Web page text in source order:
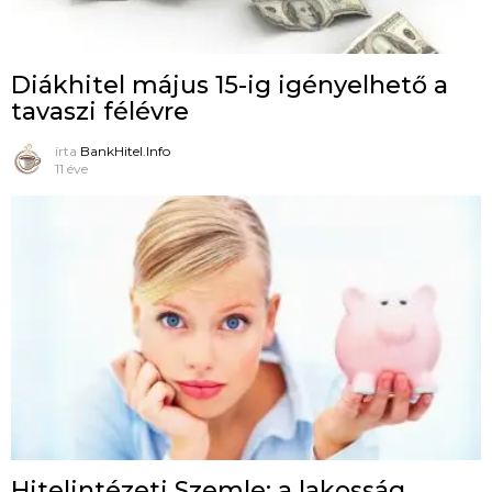
Diákhitel május 15-ig igényelhető a
tavaszi félévre
írta BankHitel.Info
11 éve